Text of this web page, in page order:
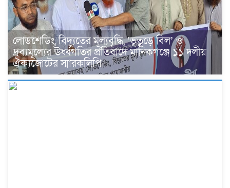
লোডশেডিং, বিদ্যুতের মূল্যবৃদ্ধি, ‘ভূতুড়ে বিল’ ও
দ্রব্যমূল্যের ঊর্ধ্বগতির প্রতিবাদে মানিকগঞ্জে ১১ দলীয়
ঐক্যজোটের স্মারকলিপি